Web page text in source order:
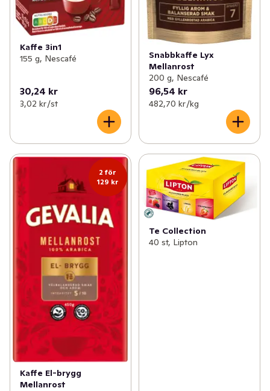
Kaffe 3in1
155 g, Nescafé
30,24 kr
3,02 kr /st
Snabbkaffe Lyx
Mellanrost
200 g, Nescafé
96,54 kr
482,70 kr /kg
2 för
129 kr
Kaffe El-brygg
Mellanrost
Te Collection
40 st, Lipton